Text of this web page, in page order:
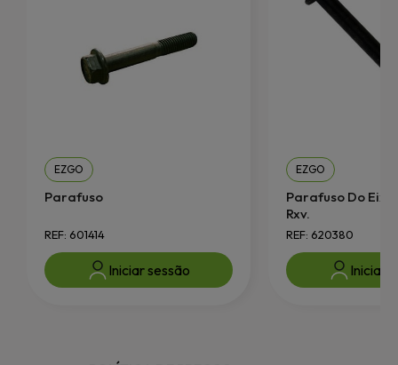
EZGO
Parafuso
REF: 601414
Iniciar sessão
EZGO
Parafuso Do
Rxv.
REF: 620380
Iniciar